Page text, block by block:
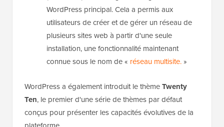
WordPress principal. Cela a permis aux
utilisateurs de créer et de gérer un réseau de
plusieurs sites web à partir d'une seule
installation, une fonctionnalité maintenant
connue sous le nom de « réseau multisite.»
WordPress a également introduit le thèmeTwenty
Ten, le premier d'une série de thèmes par défaut
conçus pour présenter les capacités évolutives de la